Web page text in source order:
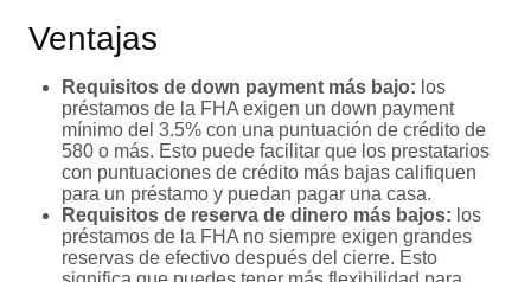
Ventajas
Requisitos de down payment más bajo: los
préstamos de la FHA exigen un down payment
mínimo del 3.5% con una puntuación de crédito de
580 o más. Esto puede facilitar que los prestatarios
con puntuaciones de crédito más bajas califiquen
para un préstamo y puedan pagar una casa.
Requisitos de reserva de dinero más bajos: los
préstamos de la FHA no siempre exigen grandes
reservas de efectivo después del cierre. Esto